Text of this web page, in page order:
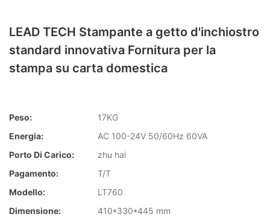
LEAD TECH Stampante a getto d'inchiostro
standard innovativa Fornitura per la
stampa su carta domestica
Peso:
17KG
Energia:
AC 100-24V 50/60Hz 60VA
Porto Di Carico:
zhu hai
Pagamento:
T/T
Modello:
LT760
Dimensione:
410*330*445 mm